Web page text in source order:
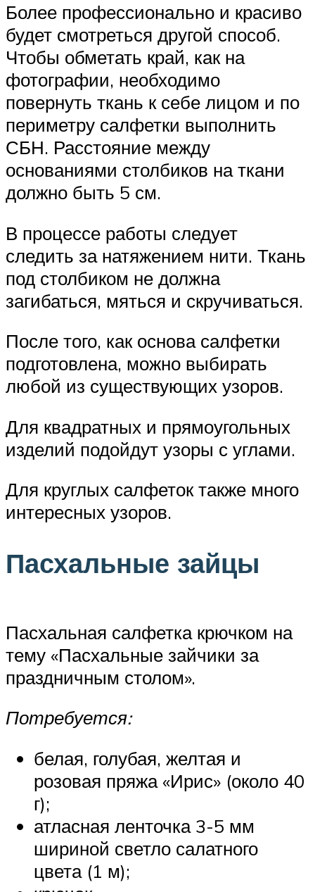
Более профессионально и красиво
будет смотреться другой способ.
Чтобы обметать край, как на
фотографии, необходимо
повернуть ткань к себе лицом и по
периметру салфетки выполнить
СБН. Расстояние между
основаниями столбиков на ткани
должно быть 5 см.
В процессе работы следует
следить за натяжением нити. Ткань
под столбиком не должна
загибаться, мяться и скручиваться.
После того, как основа салфетки
подготовлена, можно выбирать
любой из существующих узоров.
Для квадратных и прямоугольных
изделий подойдут узоры с углами.
Для круглых салфеток также много
интересных узоров.
Пасхальные зайцы
Пасхальная салфетка крючком на
тему «Пасхальные зайчики за
праздничным столом».
Потребуется:
белая, голубая, желтая и
розовая пряжа «Ирис» (около 40
г);
атласная ленточка 3-5 мм
шириной светло салатного
цвета (1 м);